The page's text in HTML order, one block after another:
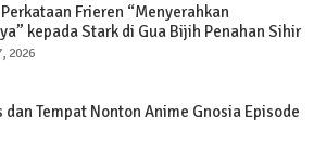
Frieren “Menyerahkan
kepada Stark di Gua Bijih Penahan Sihir
Beyond The Journey’s End
2026
dan Tempat Nonton Anime Gnosia Episode